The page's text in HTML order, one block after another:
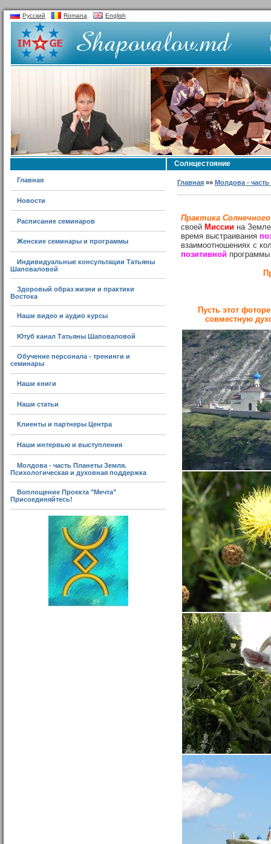
Русский Romana English
Главная
Новости
Расписание семинаров
Женские семинары и программы
Индивидуальные консультации Татьяны
Шаповаловой
Здоровый образ жизни и практики
Востока
Наши видео и аудио курсы
Ютуб канал Татьяны Шаповаловой
Обучение персонала - тренинги и
семинары
Наши книги
Наши статьи
Клиенты и партнеры Центра
Наши интервью и выступления
Молдова - часть Планеты Земля.
Психологическая и духовная поддержка
Воплощение Проекта "Мечта"
Присоединяйтесь!
Солнцестояние
Главная »»Молдова -
Практика
своей Миссии на
время выстраивания
взаимоотношениях с
позитивной
Пусть этот
совместную